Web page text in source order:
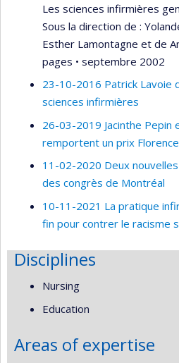
Les sciences infirmières
Sous la direction de :
Esther Lamontagne et de
pages • septembre 2002
23-10-2016 Patrick Lavoie
sciences infirmières
26-03-2019 Jacinthe Pepin
remportent un prix Florence
11-02-2020 Deux
des congrès de Montréal
10-11-2021 La pratique
fin pour contrer le racisme
Disciplines
Nursing
Education
Areas of expertise